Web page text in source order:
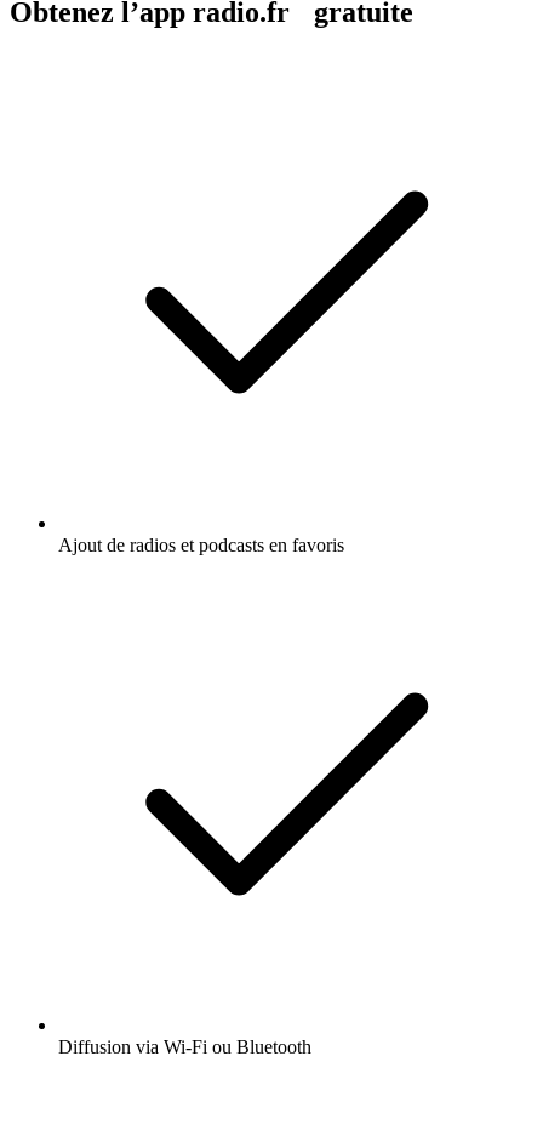
Obtenez l’app radio.fr gratuite
Ajout de radios et podcasts en favoris
Diffusion via Wi-Fi ou Bluetooth